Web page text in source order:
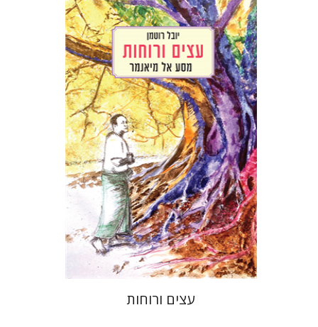
יובל רוטמן
הנחת אתר ספר מודפס
$35
$32
עצים ורוחות